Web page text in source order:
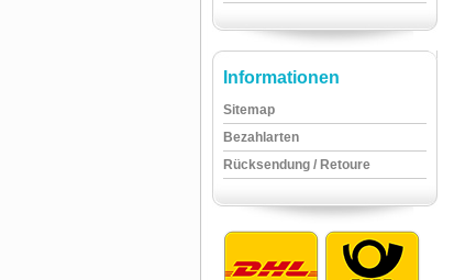
Informationen
Sitemap
Bezahlarten
Rücksendung / Retoure